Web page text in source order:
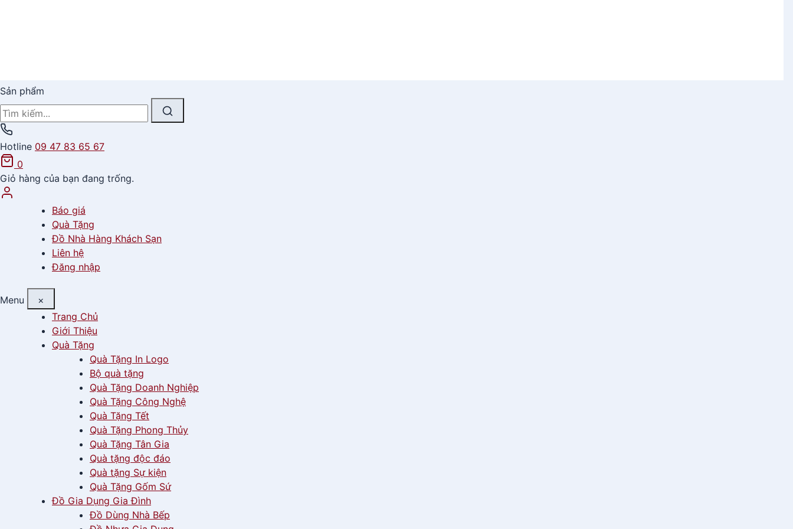
Sản phẩm
Hotline 09 47 83 65 67
0
Giỏ hàng của bạn đang trống.
Báo giá
Quà Tặng
Đồ Nhà Hàng Khách Sạn
Liên hệ
Đăng nhập
Menu
×
Trang Chủ
Giới Thiệu
Quà Tặng
Quà Tặng In Logo
Bộ quà tặng
Quà Tặng Doanh Nghiệp
Quà Tặng Công Nghệ
Quà Tặng Tết
Quà Tặng Phong Thủy
Quà Tặng Tân Gia
Quà tặng độc đáo
Quà tặng Sự kiện
Quà Tặng Gốm Sứ
Đồ Gia Dụng Gia Đình
Đồ Dùng Nhà Bếp